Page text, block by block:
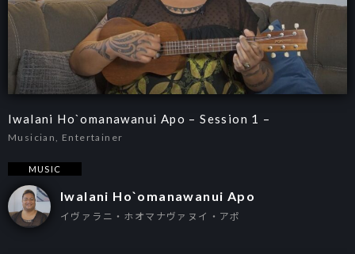
Iwalani Ho`omanawanui Apo – Session 1 –
Musician, Entertainer
MUSIC
Iwalani Ho`omanawanui Apo
イヴァラニ・ホオマナヴァヌイ・アポ